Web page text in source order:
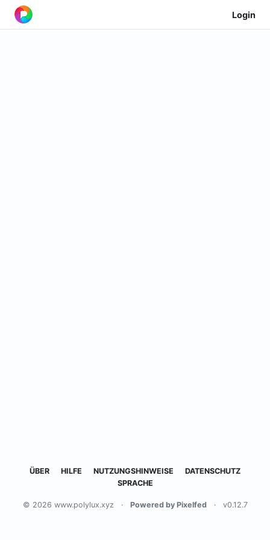
Login
ÜBER HILFE NUTZUNGSHINWEISE
DATENSCHUTZ
SPRACHE
© 2026 www.polylux.xyz · Powered by Pixelfed · v0.12.7